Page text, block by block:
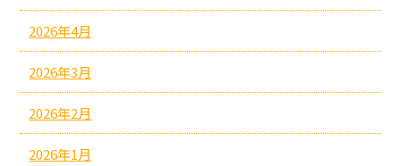
2026年4月
2026年3月
2026年2月
2026年1月